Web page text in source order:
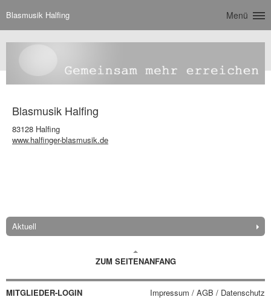
Blasmusik Halfing Menü
Blasmusik Halfing
83128 Halfing
www.halfinger-blasmusik.de
Aktuell
ZUM SEITENANFANG
MITGLIEDER-LOGIN Impressum / AGB / Datenschutz